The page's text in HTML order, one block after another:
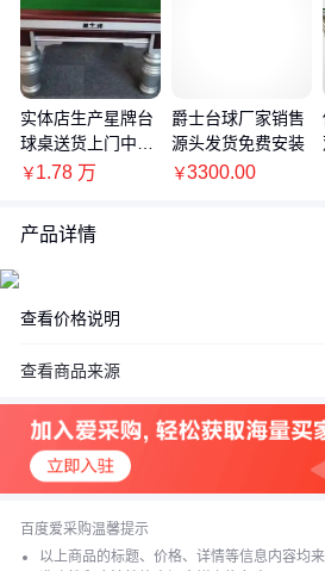
实体店生产星牌台
球桌送货上门中式
标准成人家用，台
￥1.78 万
爵士台球厂家销售
源头发货免费安装
￥3300.00
产品详情
查看价格说明
价格：商品在爱采购的展示标价，具体
活动等情况发生变化，也可能随着购买
发生变化，如用户与商家线下达成协议
准，如用户在爱采购上完成线上购买，
准。
抢购价：商品参与营销活动的活动价格
或所选规格不同而发生变化，最终以订单
购价等价格可能是在特定活动时段下的价
询商家。
查看商品来源
百度爱采购温馨提示
以上商品的标题、价格、详情等信息内容均